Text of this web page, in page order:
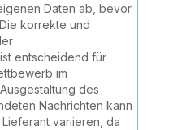
Daten ab, bevor
korrekte und
entscheidend für
im
des
Nachrichten kann
variieren, da